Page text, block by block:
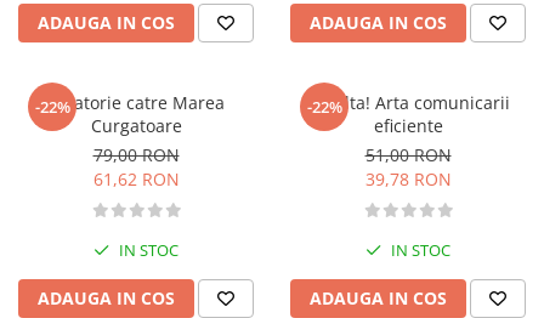
Management si leadership
Pedagogie
Resurse umane
Vanzari si marketing
Carte scolara
Atlase, dictionare si enciclopedii
Carte prescolara
Carte scolara
Dictionare de limba romana
Ghiduri de conversatie
ADAUGA IN COS ADAUGA IN COS
-22%
Calatorie catre Marea
Curgatoare
79,00 RON
61,62 RON
IN STOC
ADAUGA IN COS
-22%
Asculta! Arta comunicarii
eficiente
51,00 RON
39,78 RON
IN STOC
ADAUGA IN COS